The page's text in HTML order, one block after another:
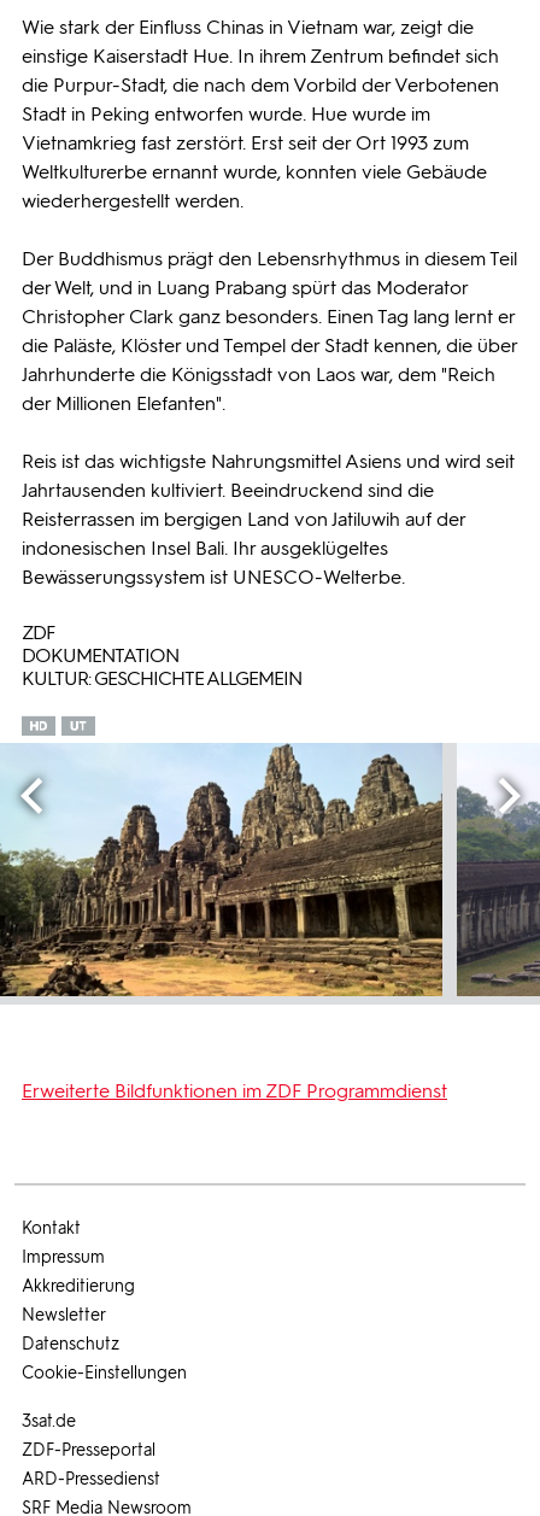
Wie stark der Einfluss Chinas in Vietnam war, zeigt die
einstige Kaiserstadt Hue. In ihrem Zentrum befindet sich
die Purpur-Stadt, die nach dem Vorbild der Verbotenen
Stadt in Peking entworfen wurde. Hue wurde im
Vietnamkrieg fast zerstört. Erst seit der Ort 1993 zum
Weltkulturerbe ernannt wurde, konnten viele Gebäude
wiederhergestellt werden.
Der Buddhismus prägt den Lebensrhythmus in diesem Teil
der Welt, und in Luang Prabang spürt das Moderator
Christopher Clark ganz besonders. Einen Tag lang lernt er
die Paläste, Klöster und Tempel der Stadt kennen, die über
Jahrhunderte die Königsstadt von Laos war, dem "Reich
der Millionen Elefanten".
Reis ist das wichtigste Nahrungsmittel Asiens und wird seit
Jahrtausenden kultiviert. Beeindruckend sind die
Reisterrassen im bergigen Land von Jatiluwih auf der
indonesischen Insel Bali. Ihr ausgeklügeltes
Bewässerungssystem ist UNESCO-Welterbe.
ZDF
DOKUMENTATION
KULTUR: GESCHICHTE ALLGEMEIN
Erweiterte Bildfunktionen im ZDF Programmdienst
3sat.de
ZDF-Presseportal
ARD-Pressedienst
SRF Media Newsroom
Kontakt
Impressum
Akkreditierung
Newsletter
Datenschutz
Cookie-Einstellungen